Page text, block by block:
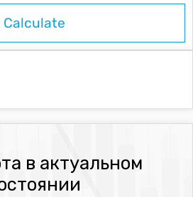
в актуальном